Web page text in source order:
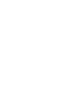
livello